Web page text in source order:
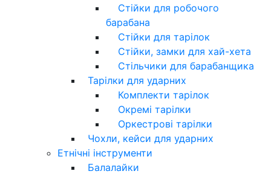
Стійки для робочого
барабана
Стійки для тарілок
Стійки, замки для хай-хета
Стільчики для барабанщика
Тарілки для ударних
Комплекти тарілок
Окремі тарілки
Оркестрові тарілки
Чохли, кейси для ударних
Етнічні інструменти
Балалайки